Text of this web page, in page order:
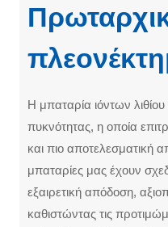
Η μπαταρία ιόντων
πυκνότητας, η οποία
και πιο αποτελεσματική
μπαταρίες μας έχουν
εξαιρετική απόδοση,
καθιστώντας τις